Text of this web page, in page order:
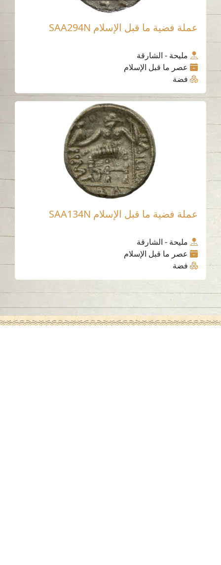
عملة فضية ما قبل الإسلام SAA294N
مليحة - الشارقة
عصر ما قبل الإسلام
فضة
عملة فضية ما قبل الإسلام SAA134N
مليحة - الشارقة
عصر ما قبل الإسلام
فضة